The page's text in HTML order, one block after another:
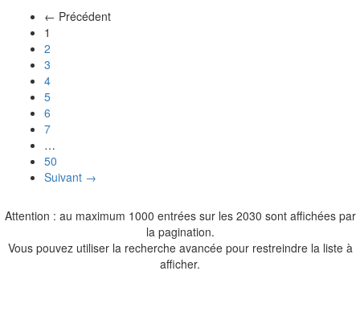
← Précédent
1
2
3
4
5
6
7
…
50
Suivant →
Attention : au maximum 1000 entrées sur les 2030 sont affichées par
la pagination.
Vous pouvez utiliser la recherche avancée pour restreindre la liste à
afficher.